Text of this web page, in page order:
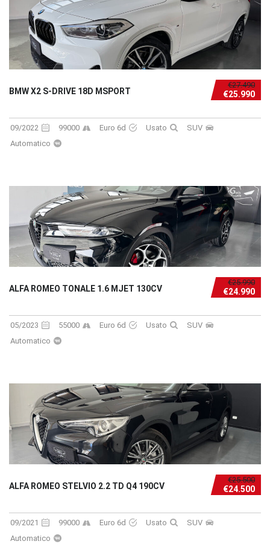
€27.490
€25.990
BMW X2 S-DRIVE 18D MSPORT
09/2022 99000 Euro 6d Usato
SUV
Automatico
€25.990
€24.990
ALFA ROMEO TONALE 1.6 MJET 130CV
05/2023 55000 Euro 6d Usato
SUV
Automatico
€25.500
€24.500
ALFA ROMEO STELVIO 2.2 TD Q4 190CV
09/2021 99000 Euro 6d Usato
SUV
Automatico